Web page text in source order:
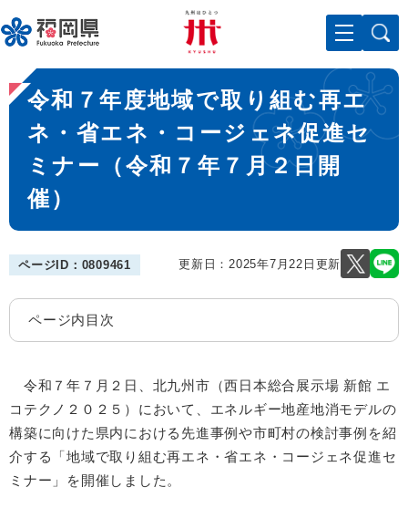
ー
ジ
先
頭
メニューを飛ばして本文へ
本
文
令和７年度地域で取り組む再エ
ネ・省エネ・コージェネ促進セ
ミナー（令和７年７月２日開
催）
ページID：0809461 更新日：2025年7月22日更新
ページ内目次
令和７年７月２日、北九州市（西日本総合展示場 新館 エ
コテクノ２０２５）において、エネルギー地産地消モデルの
構築に向けた県内における先進事例や市町村の検討事例を紹
介する「地域で取り組む再エネ・省エネ・コージェネ促進セ
ミナー」を開催しました。